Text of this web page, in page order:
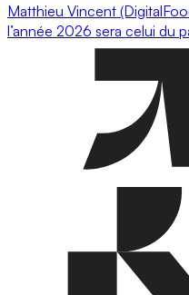
Matthieu Vincent
l’année 2026 sera celui du